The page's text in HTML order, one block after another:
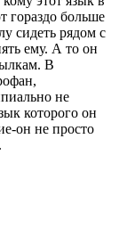
гораздо больше
сидеть рядом с
ему. А то он
В
не
которого он
он не просто